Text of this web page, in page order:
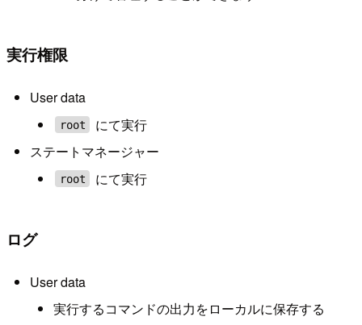
実行権限
User data
root
にて実行
ステートマネージャー
root にて実行
ログ
User data
実行するコマンドの出力をローカルに保存する